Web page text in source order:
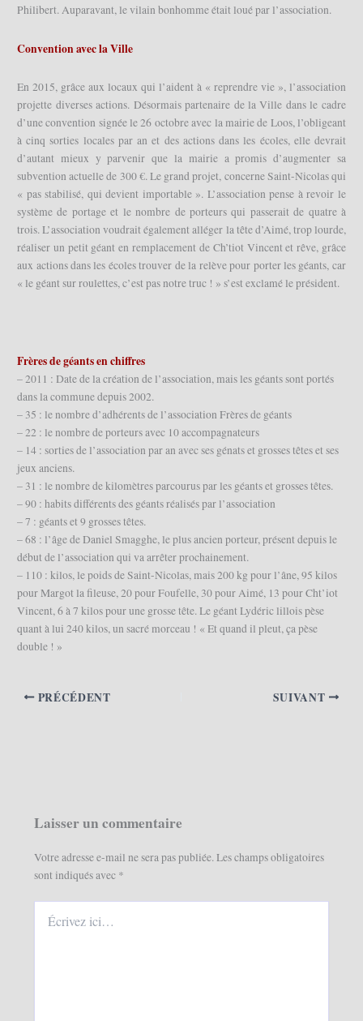
Philibert. Auparavant, le vilain bonhomme était loué par l’association.
Convention avec la Ville
En 2015, grâce aux locaux qui l’aident à « reprendre vie », l’association
projette diverses actions. Désormais partenaire de la Ville dans le cadre
d’une convention signée le 26 octobre avec la mairie de Loos, l’obligeant
à cinq sorties locales par an et des actions dans les écoles, elle devrait
d’autant mieux y parvenir que la mairie a promis d’augmenter sa
subvention actuelle de 300 €. Le grand projet, concerne Saint-Nicolas qui
« pas stabilisé, qui devient importable ». L’association pense à revoir le
système de portage et le nombre de porteurs qui passerait de quatre à
trois. L’association voudrait également alléger la tête d’Aimé, trop lourde,
réaliser un petit géant en remplacement de Ch’tiot Vincent et rêve, grâce
aux actions dans les écoles trouver de la relève pour porter les géants, car
« le géant sur roulettes, c’est pas notre truc ! » s’est exclamé le président.
Frères de géants en chiffres
– 2011 : Date de la création de l’association, mais les géants sont portés
dans la commune depuis 2002.
– 35 : le nombre d’adhérents de l’association Frères de géants
– 22 : le nombre de porteurs avec 10 accompagnateurs
– 14 : sorties de l’association par an avec ses génats et grosses têtes et ses
jeux anciens.
– 31 : le nombre de kilomètres parcourus par les géants et grosses têtes.
– 90 : habits différents des géants réalisés par l’association
– 7 : géants et 9 grosses têtes.
– 68 : l’âge de Daniel Smagghe, le plus ancien porteur, présent depuis le
début de l’association qui va arrêter prochainement.
– 110 : kilos, le poids de Saint-Nicolas, mais 200 kg pour l’âne, 95 kilos
pour Margot la fileuse, 20 pour Foufelle, 30 pour Aimé, 13 pour Cht’iot
Vincent, 6 à 7 kilos pour une grosse tête. Le géant Lydéric lillois pèse
quant à lui 240 kilos, un sacré morceau ! « Et quand il pleut, ça pèse
double ! »
PRÉCÉDENT SUIVANT
Laisser un commentaire
Votre adresse e-mail ne sera pas publiée.Les champs obligatoires
sont indiqués avec *
ici…